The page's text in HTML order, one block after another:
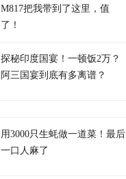
M817把我带到了这里，值
了！
探秘印度国宴！一顿饭2万？
阿三国宴到底有多离谱？
用3000只生蚝做一道菜！最后
一口人麻了